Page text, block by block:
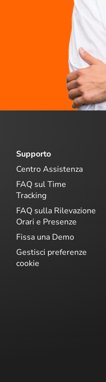
Supporto
Centro Assistenza
FAQ sul Time
Tracking
FAQ sulla Rilevazione
Orari e Presenze
Fissa una Demo
Gestisci preferenze
cookie